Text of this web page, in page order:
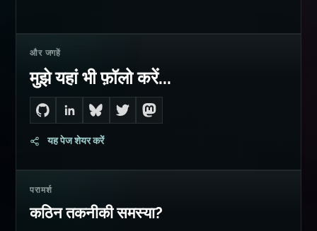
और जगहें
मुझे यहां भी फ़ॉलो करें...
Go to Dan's GitHub
Connect with me on LinkedIn
Follow me on Bluesky
Follow me on Twitter
Follow me on Mastodon
यह पेज शेयर करें
परामर्श
कठिन तकनीकी समस्या?